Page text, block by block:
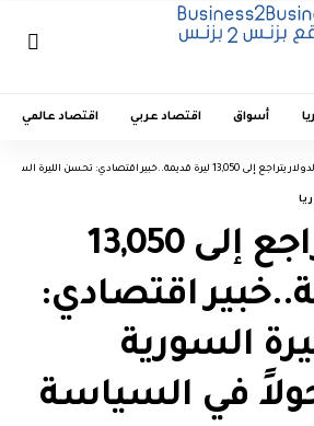
أسواق اقتصاد عربي اقتصاد عالمي
يتراجع إلى 13,050 ليرة قديمة..خبير اقتصادي: تحسن الليرة السورية يعكس تحولاً في السياسة النقدية
الدولار يتراجع إلى 13,050
اقتصادي:
السورية
في السياسة